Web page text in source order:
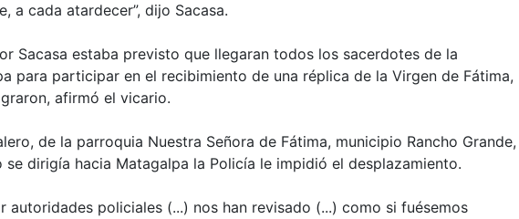
a cada atardecer”, dijo Sacasa.
Sacasa estaba previsto que llegaran todos los sacerdotes de la
para participar en el recibimiento de una réplica de la Virgen de Fátima,
afirmó el vicario.
de la parroquia Nuestra Señora de Fátima, municipio Rancho Grande,
se dirigía hacia Matagalpa la Policía le impidió el desplazamiento.
autoridades policiales (...) nos han revisado (...) como si fuésemos